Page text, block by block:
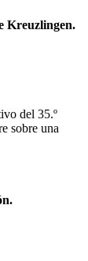
Kreuzlingen.
del 35.º
sobre una